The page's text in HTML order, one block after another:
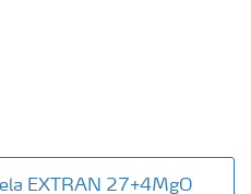
EXTRAN 27+4MgO